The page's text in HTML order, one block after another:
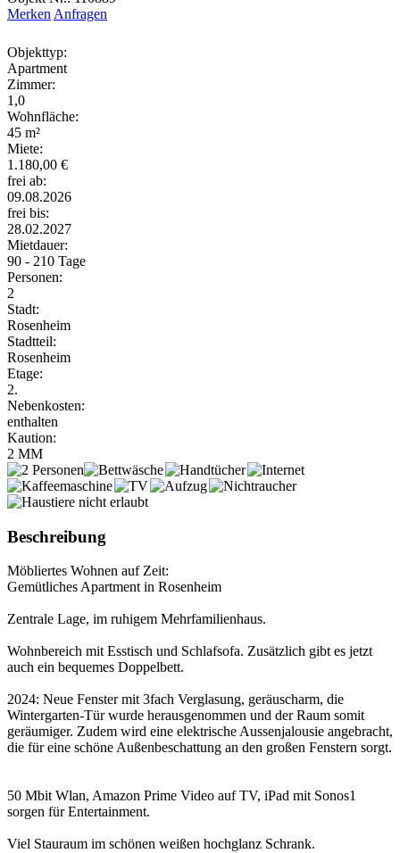
Merken Anfragen
Objekttyp:
Apartment
Zimmer:
1,0
Wohnfläche:
45 m²
Miete:
1.180,00 €
frei ab:
09.08.2026
frei bis:
28.02.2027
Mietdauer:
90 - 210 Tage
Personen:
2
Stadt:
Rosenheim
Stadtteil:
Rosenheim
Etage:
2.
Nebenkosten:
enthalten
Kaution:
2 MM
Beschreibung
Möbliertes Wohnen auf Zeit:
Gemütliches Apartment in Rosenheim
Zentrale Lage, im ruhigem Mehrfamilienhaus.
Wohnbereich mit Esstisch und Schlafsofa. Zusätzlich gibt es jetzt
auch ein bequemes Doppelbett.
2024: Neue Fenster mit 3fach Verglasung, geräuscharm, die
Wintergarten-Tür wurde herausgenommen und der Raum somit
geräumiger. Zudem wird eine elektrische Aussenjalousie angebracht,
die für eine schöne Außenbeschattung an den großen Fenstern sorgt.
50 Mbit Wlan, Amazon Prime Video auf TV, iPad mit Sonos1
sorgen für Entertainment.
Viel Stauraum im schönen weißen hochglanz Schrank.